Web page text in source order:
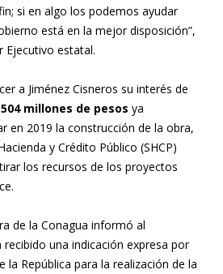
si en algo los podemos ayudar
está en la mejor disposición”,
Ejecutivo estatal.
a Jiménez Cisneros su interés de
504 millones de pesos ya
en 2019 la construcción de la obra,
y Crédito Público (SHCP)
los recursos de los proyectos
de la Conagua informó al
una indicación expresa por
la República para la realización de la